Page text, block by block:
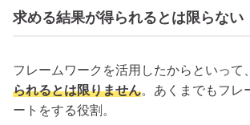
求める結果が得られるとは限らない
フレームワークを活用したからといって、
られるとは限りません。あくまでもフレ
ートをする役割。